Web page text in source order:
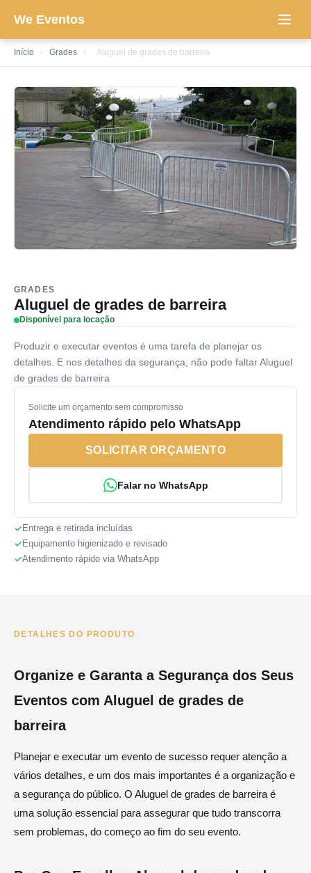
We Eventos
Início › Grades › Aluguel de grades de barreira
GRADES
Aluguel de grades de barreira
Disponível para locação
Produzir e executar eventos é uma tarefa de planejar os
detalhes. E nos detalhes da segurança, não pode faltar Aluguel
de grades de barreira
Solicite um orçamento sem compromisso
Atendimento rápido pelo WhatsApp
SOLICITAR ORÇAMENTO
Falar no WhatsApp
Entrega e retirada incluídas
Equipamento higienizado e revisado
Atendimento rápido via WhatsApp
DETALHES DO PRODUTO
Organize e Garanta a Segurança dos Seus
Eventos com Aluguel de grades de
barreira
Planejar e executar um evento de sucesso requer atenção a
vários detalhes, e um dos mais importantes é a organização e
a segurança do público. O Aluguel de grades de barreira é
uma solução essencial para assegurar que tudo transcorra
sem problemas, do começo ao fim do seu evento.